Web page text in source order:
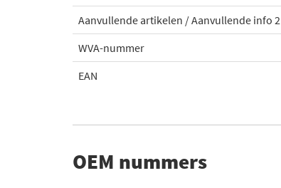
Aanvullende artikelen / Aanvullende info 2
WVA-nummer
EAN
OEM nummers